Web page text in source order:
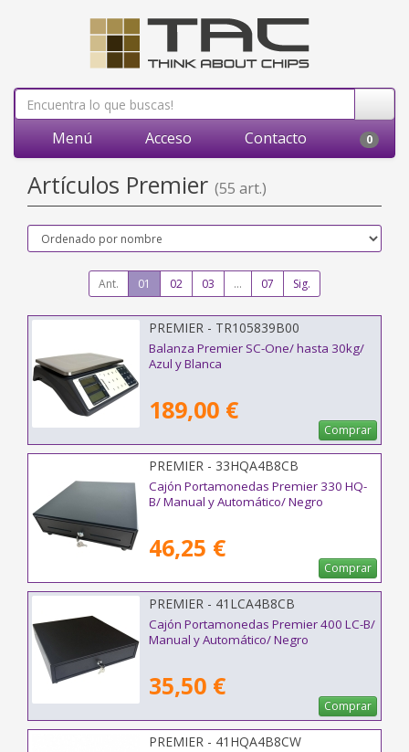
Menú Acceso Contacto 0
Artículos Premier (55 art.)
Ant. 01 02 03 ... 07 Sig.
PREMIER - TR105839B00
Balanza Premier SC-One/ hasta 30kg/
Azul y Blanca
189,00 €
Comprar
PREMIER - 33HQA4B8CB
Cajón Portamonedas Premier 330 HQ-
B/ Manual y Automático/ Negro
46,25 €
Comprar
PREMIER - 41LCA4B8CB
Cajón Portamonedas Premier 400 LC-B/
Manual y Automático/ Negro
35,50 €
Comprar
PREMIER - 41HQA4B8CW